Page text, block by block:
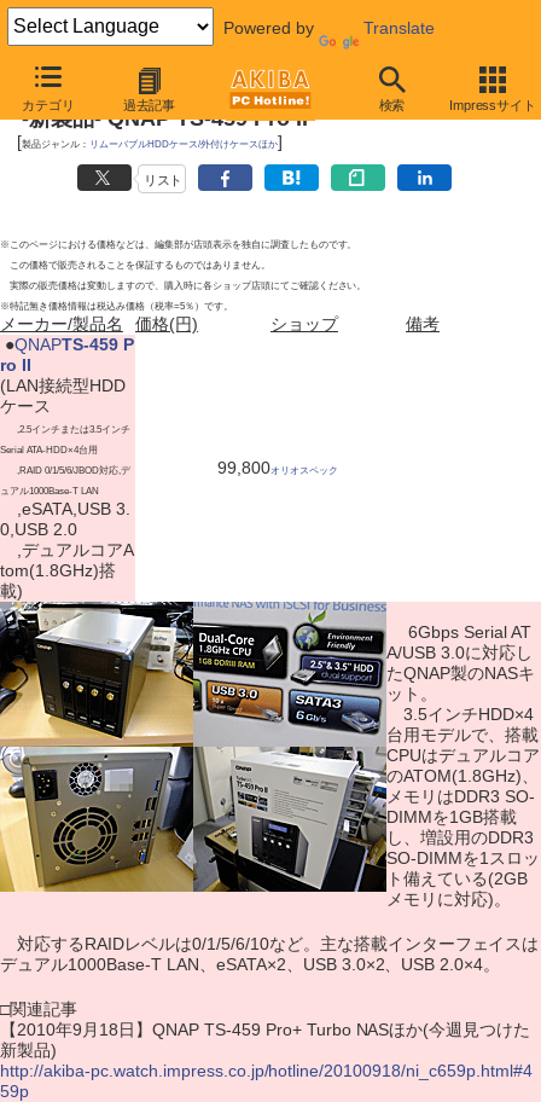
Powered by Translate
カテゴリ 過去記事 検索 Impressサイト
2011年4月16日
-新製品- QNAP TS-459 Pro II
[製品ジャンル： リムーバブルHDDケース/外付けケースほか]
リスト
※このページにおける価格などは、編集部が店頭表示を独自に調査したものです。
この価格で販売されることを保証するものではありません。
実際の販売価格は変動しますので、購入時に各ショップ店頭にてご確認ください。
※特記無き価格情報は税込み価格（税率=5％）です。
メーカー/製品名 価格(円) ショップ
備考
●QNAPTS-459 P
ro II
(LAN接続型HDD
ケース
,2.5インチまたは3.5インチ
Serial ATA-HDD×4台用
,RAID 0/1/5/6/JBOD対応,デ
ュアル1000Base-T LAN
,eSATA,USB 3.
0,USB 2.0
,デュアルコアA
tom(1.8GHz)搭
載)
99,800オリオスペック
6Gbps Serial AT
A/USB 3.0に対応し
たQNAP製のNASキ
ット。
3.5インチHDD×4
台用モデルで、搭載
CPUはデュアルコア
のATOM(1.8GHz)、
メモリはDDR3 SO-
DIMMを1GB搭載
し、増設用のDDR3
SO-DIMMを1スロッ
ト備えている(2GB
メモリに対応)。
対応するRAIDレベルは0/1/5/6/10など。主な搭載インターフェイスは
デュアル1000Base-T LAN、eSATA×2、USB 3.0×2、USB 2.0×4。
□関連記事
【2010年9月18日】QNAP TS-459 Pro+ Turbo NASほか(今週見つけた
新製品)
http://akiba-pc.watch.impress.co.jp/hotline/20100918/ni_c659p.html#4
59p